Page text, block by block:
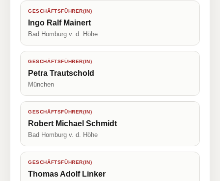
GESCHÄFTSFÜHRER(IN)
Ingo Ralf Mainert
Bad Homburg v. d. Höhe
GESCHÄFTSFÜHRER(IN)
Petra Trautschold
München
GESCHÄFTSFÜHRER(IN)
Robert Michael Schmidt
Bad Homburg v. d. Höhe
GESCHÄFTSFÜHRER(IN)
Thomas Adolf Linker